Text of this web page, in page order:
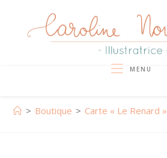
content
MENU
> Boutique > Carte « Le Renard »